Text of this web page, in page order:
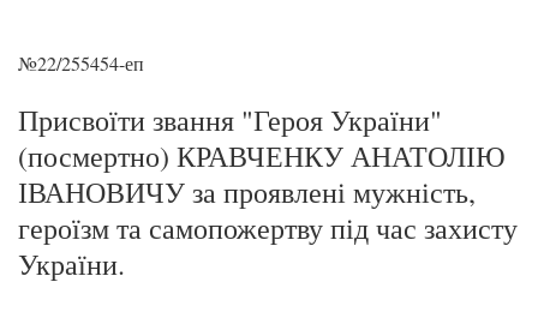
№22/255454-еп
Присвоїти звання "Героя України"
(посмертно) КРАВЧЕНКУ АНАТОЛІЮ
ІВАНОВИЧУ за проявлені мужність,
героїзм та самопожертву під час захисту
України.